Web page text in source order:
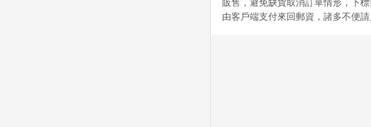
由客戶端支付來回郵資，諸多不便